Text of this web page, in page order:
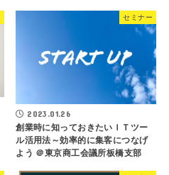
セミナー
2023.01.26
創業時に知っておきたいＩＴツー
ル活用法～効率的に集客につなげ
よう ＠東京商工会議所板橋支部